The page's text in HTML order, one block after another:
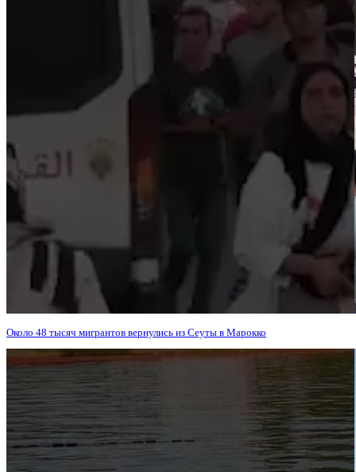
Около 48 тысяч мигрантов вернулись из Сеуты в Марокко